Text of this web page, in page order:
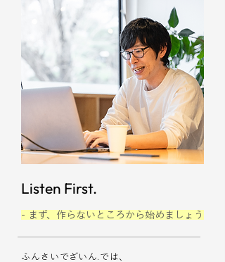
Listen First.
- まず、作らないところから始めましょう
ふんさいでざいん.では、